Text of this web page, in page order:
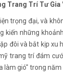
Trang Trí Tư
trọng đại, và
kiến những
đôi và bắt kịp
trang trí đám
làm gió" trong năm